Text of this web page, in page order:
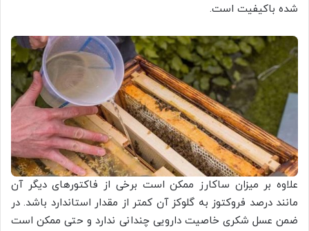
شده باکیفیت است.
علاوه بر میزان ساکارز ممکن است برخی از فاکتورهای دیگر آن
مانند درصد فروکتوز به گلوکز آن کمتر از مقدار استاندارد باشد. در
ضمن عسل شکری خاصیت دارویی چندانی ندارد و حتی ممکن است